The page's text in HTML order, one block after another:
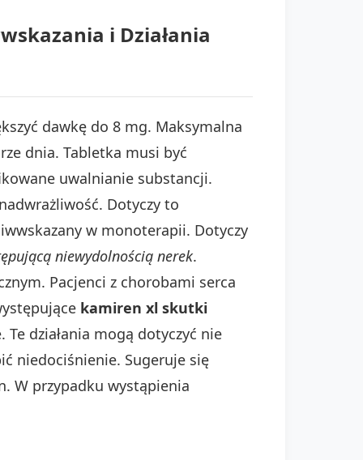
i Działania
dawkę do 8 mg. Maksymalna
dnia. Tabletka musi być
uwalnianie substancji.
Dotyczy to
w monoterapii. Dotyczy
niewydolnością nerek.
Pacjenci z chorobami serca
kamiren xl skutki
działania mogą dotyczyć nie
niedociśnienie. Sugeruje się
W przypadku wystąpienia